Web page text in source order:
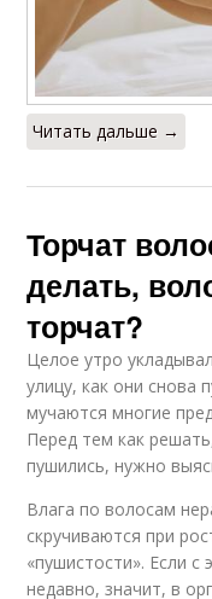
Волосы на
Читать дальше →
Торчат
делать,
торчат?
Целое утро
улицу, как они снова
мучаются многие
Перед тем как
пушились, нужно
Влага по волосам
скручиваются при
«пушистости». Если с
недавно, значит, в